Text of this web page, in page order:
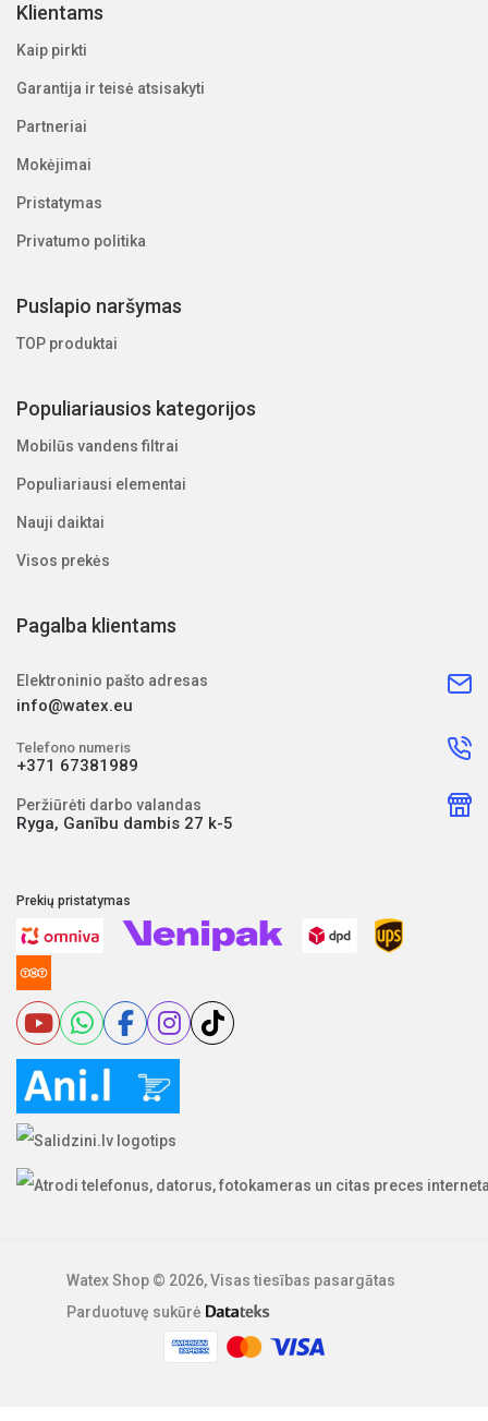
Klientams
Kaip pirkti
Garantija ir teisė atsisakyti
Partneriai
Mokėjimai
Pristatymas
Privatumo politika
Puslapio naršymas
TOP produktai
Populiariausios kategorijos
Mobilūs vandens filtrai
Populiariausi elementai
Nauji daiktai
Visos prekės
Pagalba klientams
Elektroninio pašto adresas
info@watex.eu
Telefono numeris
+371 67381989
Peržiūrėti darbo valandas
Ryga, Ganību dambis 27 k-5
Prekių pristatymas
Watex Shop © 2026, Visas tiesības pasargātas
Parduotuvę sukūrė